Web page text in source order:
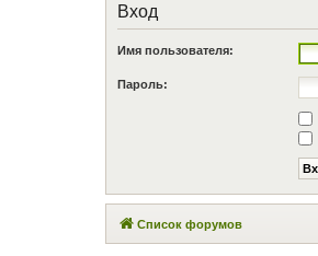
Вход
Имя пользователя:
Пароль:
Список форумов